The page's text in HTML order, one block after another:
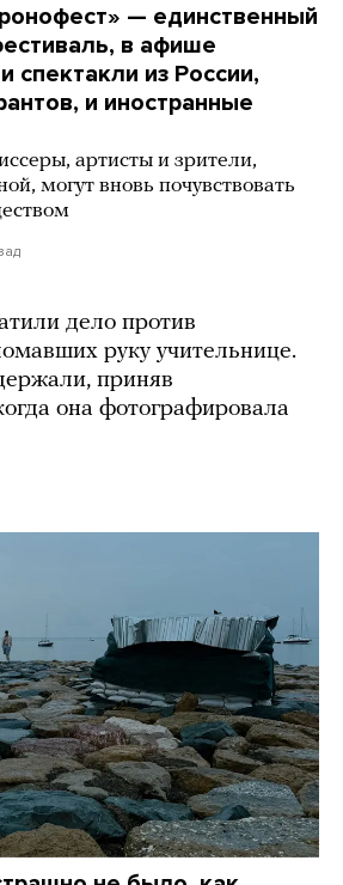
— единственный
в афише
спектакли из России,
и иностранные
артисты и зрители,
могут вновь почувствовать
дело против
руку учительнице.
приняв
она фотографировала